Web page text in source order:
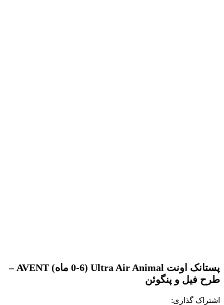
پستانک اونت Ultra Air Animal (0-6 ماه) AVENT –
طرح فیل و پنگوئن
اشتراک گذاری: